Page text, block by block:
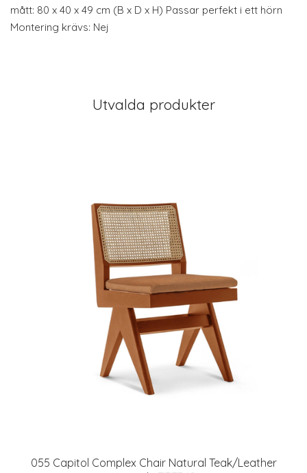
mått: 80 x 40 x 49 cm (B x D x H) Passar perfekt i ett hörn
Montering krävs: Nej
Utvalda produkter
055 Capitol Complex Chair Natural Teak/Leather